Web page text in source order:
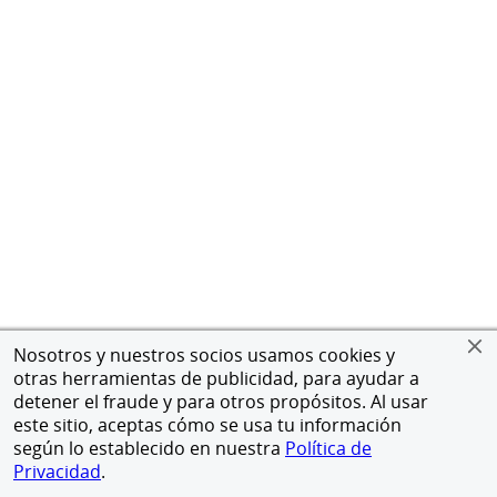
Nosotros y nuestros socios usamos cookies y
otras herramientas de publicidad, para ayudar a
detener el fraude y para otros propósitos. Al usar
este sitio, aceptas cómo se usa tu información
según lo establecido en nuestra Política de
Privacidad.